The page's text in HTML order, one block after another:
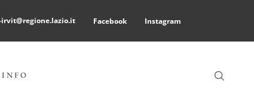
Facebook Instagram
INFO